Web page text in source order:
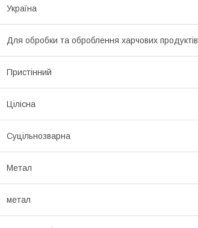
Україна
Для обробки та оброблення харчових продуктів
Пристінний
Цілісна
Суцільнозварна
Метал
метал